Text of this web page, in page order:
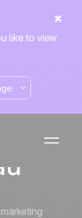
like to view